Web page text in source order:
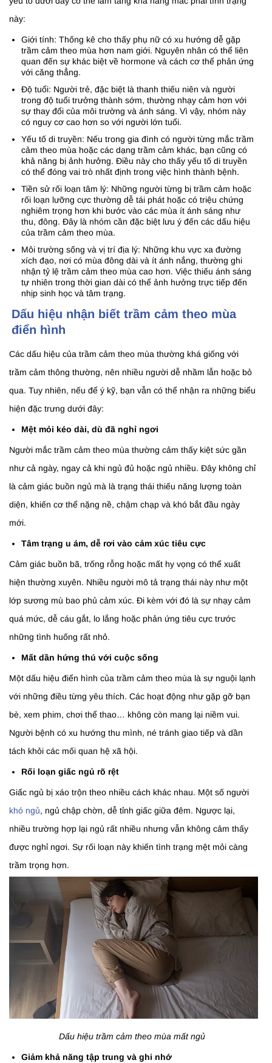
này:
Giới tính: Thống kê cho thấy phụ nữ có xu hướng dễ gặp
trầm cảm theo mùa hơn nam giới. Nguyên nhân có thể liên
quan đến sự khác biệt về hormone và cách cơ thể phản ứng
với căng thẳng.
Độ tuổi: Người trẻ, đặc biệt là thanh thiếu niên và người
trong độ tuổi trưởng thành sớm, thường nhạy cảm hơn với
sự thay đổi của môi trường và ánh sáng. Vì vậy, nhóm này
có nguy cơ cao hơn so với người lớn tuổi.
Yếu tố di truyền: Nếu trong gia đình có người từng mắc trầm
cảm theo mùa hoặc các dạng trầm cảm khác, bạn cũng có
khả năng bị ảnh hưởng. Điều này cho thấy yếu tố di truyền
có thể đóng vai trò nhất định trong việc hình thành bệnh.
Tiền sử rối loạn tâm lý: Những người từng bị trầm cảm hoặc
rối loạn lưỡng cực thường dễ tái phát hoặc có triệu chứng
nghiêm trọng hơn khi bước vào các mùa ít ánh sáng như
thu, đông. Đây là nhóm cần đặc biệt lưu ý đến các dấu hiệu
của trầm cảm theo mùa.
Môi trường sống và vị trí địa lý: Những khu vực xa đường
xích đạo, nơi có mùa đông dài và ít ánh nắng, thường ghi
nhận tỷ lệ trầm cảm theo mùa cao hơn. Việc thiếu ánh sáng
tự nhiên trong thời gian dài có thể ảnh hưởng trực tiếp đến
nhịp sinh học và tâm trạng.
Dấu hiệu nhận biết trầm cảm theo mùa
điển hình
Các dấu hiệu của trầm cảm theo mùa thường khá giống với
trầm cảm thông thường, nên nhiều người dễ nhầm lẫn hoặc bỏ
qua. Tuy nhiên, nếu để ý kỹ, bạn vẫn có thể nhận ra những biểu
hiện đặc trưng dưới đây:
Mệt mỏi kéo dài, dù đã nghỉ ngơi
Người mắc trầm cảm theo mùa thường cảm thấy kiệt sức gần
như cả ngày, ngay cả khi ngủ đủ hoặc ngủ nhiều. Đây không chỉ
là cảm giác buồn ngủ mà là trạng thái thiếu năng lượng toàn
diện, khiến cơ thể nặng nề, chậm chạp và khó bắt đầu ngày
mới.
Tâm trạng u ám, dễ rơi vào cảm xúc tiêu cực
Cảm giác buồn bã, trống rỗng hoặc mất hy vọng có thể xuất
hiện thường xuyên. Nhiều người mô tả trạng thái này như một
lớp sương mù bao phủ cảm xúc. Đi kèm với đó là sự nhạy cảm
quá mức, dễ cáu gắt, lo lắng hoặc phản ứng tiêu cực trước
những tình huống rất nhỏ.
Mất dần hứng thú với cuộc sống
Một dấu hiệu điển hình của trầm cảm theo mùa là sự nguội lạnh
với những điều từng yêu thích. Các hoạt động như gặp gỡ bạn
bè, xem phim, chơi thể thao… không còn mang lại niềm vui.
Người bệnh có xu hướng thu mình, né tránh giao tiếp và dần
tách khỏi các mối quan hệ xã hội.
Rối loạn giấc ngủ rõ rệt
Giấc ngủ bị xáo trộn theo nhiều cách khác nhau. Một số người
khó ngủ, ngủ chập chờn, dễ tỉnh giấc giữa đêm. Ngược lại,
nhiều trường hợp lại ngủ rất nhiều nhưng vẫn không cảm thấy
được nghỉ ngơi. Sự rối loạn này khiến tình trạng mệt mỏi càng
trầm trọng hơn.
Dấu hiệu trầm cảm theo mùa mất ngủ
Giảm khả năng tập trung và ghi nhớ